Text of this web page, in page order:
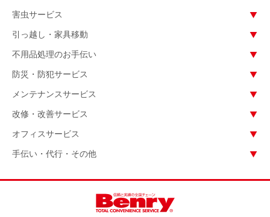
害虫サービス
引っ越し・家具移動
不用品処理のお手伝い
防災・防犯サービス
メンテナンスサービス
改修・改善サービス
オフィスサービス
手伝い・代行・その他